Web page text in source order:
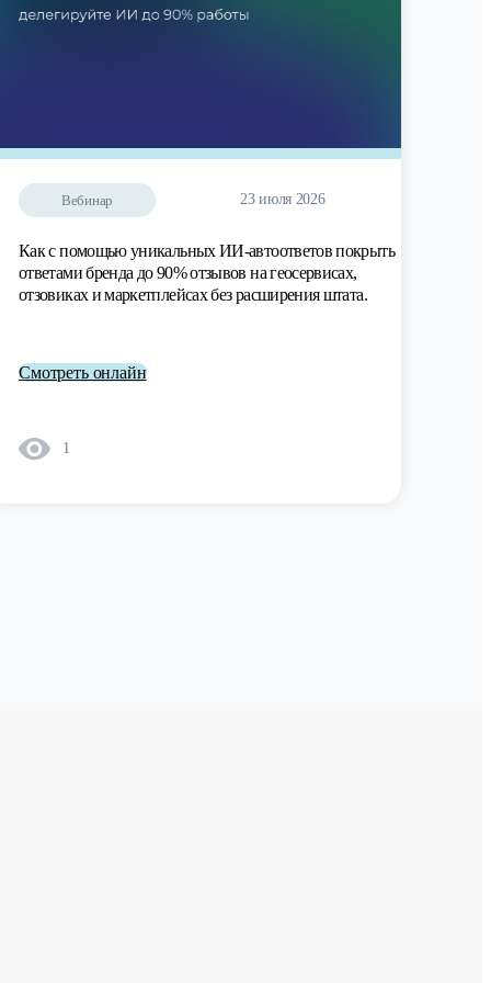
Вебинар 23 июля 2026
Как с помощью уникальных ИИ-автоответов покрыть
ответами бренда до 90% отзывов на геосервисах,
отзовиках и маркетплейсах без расширения штата.
Смотреть онлайн
1